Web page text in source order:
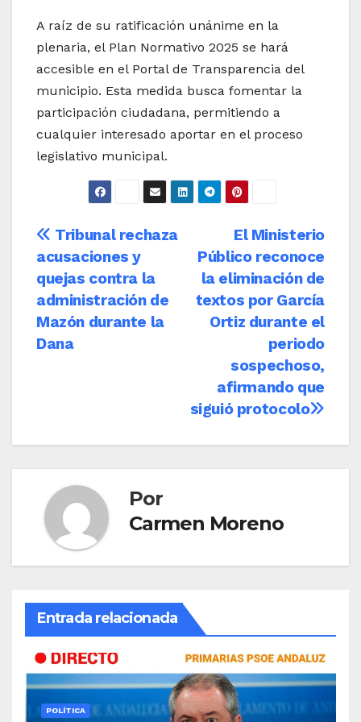
A raíz de su ratificación unánime en la
plenaria, el Plan Normativo 2025 se hará
accesible en el Portal de Transparencia del
municipio. Esta medida busca fomentar la
participación ciudadana, permitiendo a
cualquier interesado aportar en el proceso
legislativo municipal.
Navegación
de
entradas
El Ministerio
Público reconoce
la eliminación de
textos por García
Ortiz durante el
periodo
sospechoso,
afirmando que
siguió protocolo
Tribunal rechaza
acusaciones y
quejas contra la
administración de
Mazón durante la
Dana
Por
Carmen Moreno
Entrada relacionada
POLÍTICA